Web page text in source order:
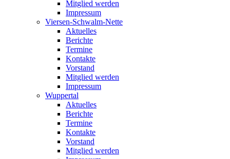
Mitglied werden
Impressum
Viersen-Schwalm-Nette
Aktuelles
Berichte
Termine
Kontakte
Vorstand
Mitglied werden
Impressum
Wuppertal
Aktuelles
Berichte
Termine
Kontakte
Vorstand
Mitglied werden